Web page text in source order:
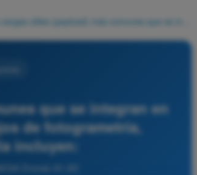
que se integran en
de fotogrametría,
incluyen:
Drones A1-A3